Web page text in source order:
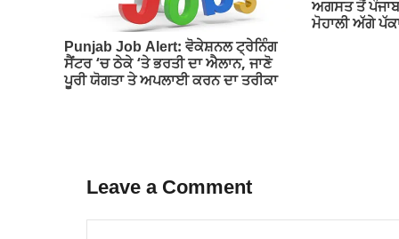
Punjab Job Alert: ਵੋਕੇਸ਼ਨਲ ਟ੍ਰੇਨਿੰਗ
ਸੈਂਟਰ ‘ਚ ਠੇਕੇ ‘ਤੇ ਭਰਤੀ ਦਾ ਐਲਾਨ, ਜਾਣੋ
ਪੂਰੀ ਯੋਗਤਾ ਤੇ ਅਪਲਾਈ ਕਰਨ ਦਾ ਤਰੀਕਾ
ਅਗਸਤ ਤੋਂ
ਮੋਹਾਲੀ ਅੱਗੇ
Leave a Comment